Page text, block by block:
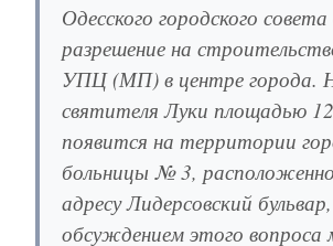
Одесского городского
разрешение на
УПЦ (МП) в центре города.
святителя Луки площадью
появится на территории
больницы № 3,
адресу Лидерсовский
обсуждением этого вопроса